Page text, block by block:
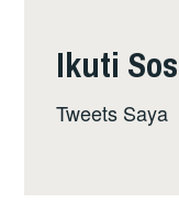
Ikuti
Tweets Saya